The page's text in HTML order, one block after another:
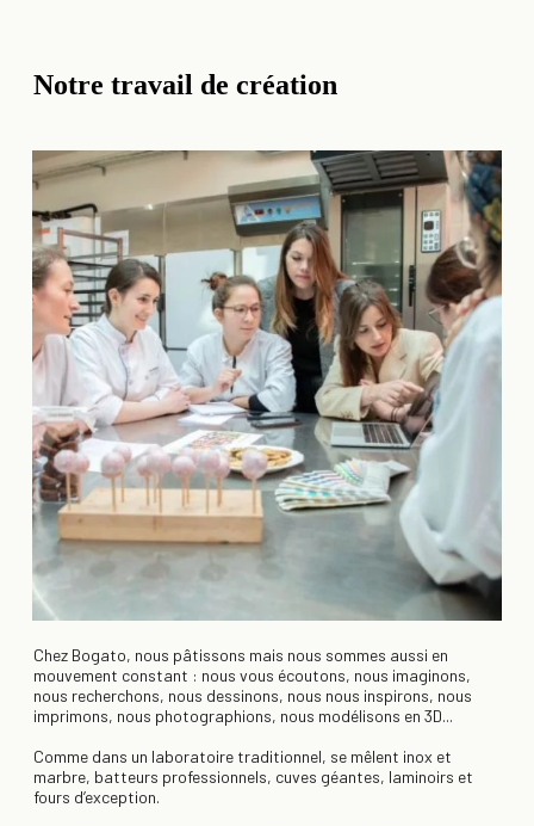
Notre travail de création
Chez Bogato, nous pâtissons mais nous sommes aussi en
mouvement constant : nous vous écoutons, nous imaginons,
nous recherchons, nous dessinons, nous nous inspirons, nous
imprimons, nous photographions, nous modélisons en 3D...
Comme dans un laboratoire traditionnel, se mêlent inox et
marbre, batteurs professionnels, cuves géantes, laminoirs et
fours d’exception.